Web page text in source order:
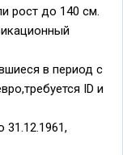
рост до 140 см.
в период с
ID и
31.12.1961,